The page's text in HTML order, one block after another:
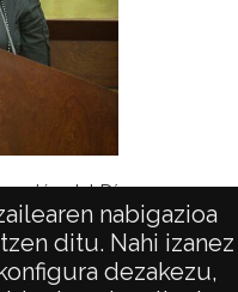
nabigazioa
ditu. Nahi izanez
dezakezu,
del Día
SIDA. Personas
Nª